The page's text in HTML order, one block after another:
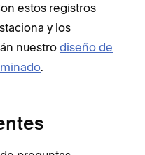
estos registros
y los
nuestro diseño de
.